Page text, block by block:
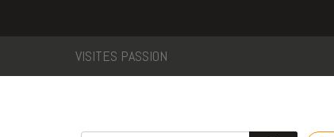
VISITES PASSION